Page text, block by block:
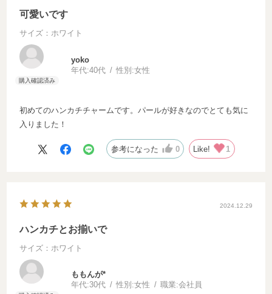
可愛いです
サイズ：ホワイト
yoko
年代:40代 性別:女性
初めてのハンカチチャームです。パールが好きなのでとても気に
入りました！
参考になった 0 Like! 1
2024.12.29
ハンカチとお揃いで
サイズ：ホワイト
ももんが*
年代:30代 性別:女性 職業:会社員